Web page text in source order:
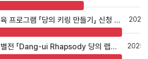
2025년 교육 프로그램 「당의 키링 만들기」 신청 안내
제 44회 특별전 「Dang-ui Rhapsody 당의 랩소디」 전시 연장 안내